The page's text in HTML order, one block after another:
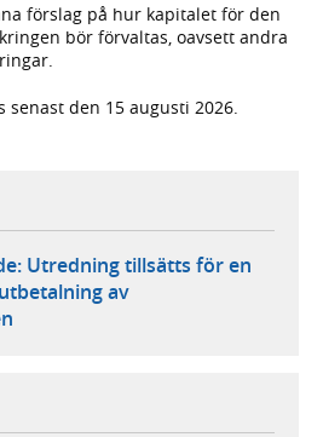
förslag på hur kapitalet för den
bör förvaltas, oavsett andra
senast den 15 augusti 2026.
Utredning tillsätts för en
av